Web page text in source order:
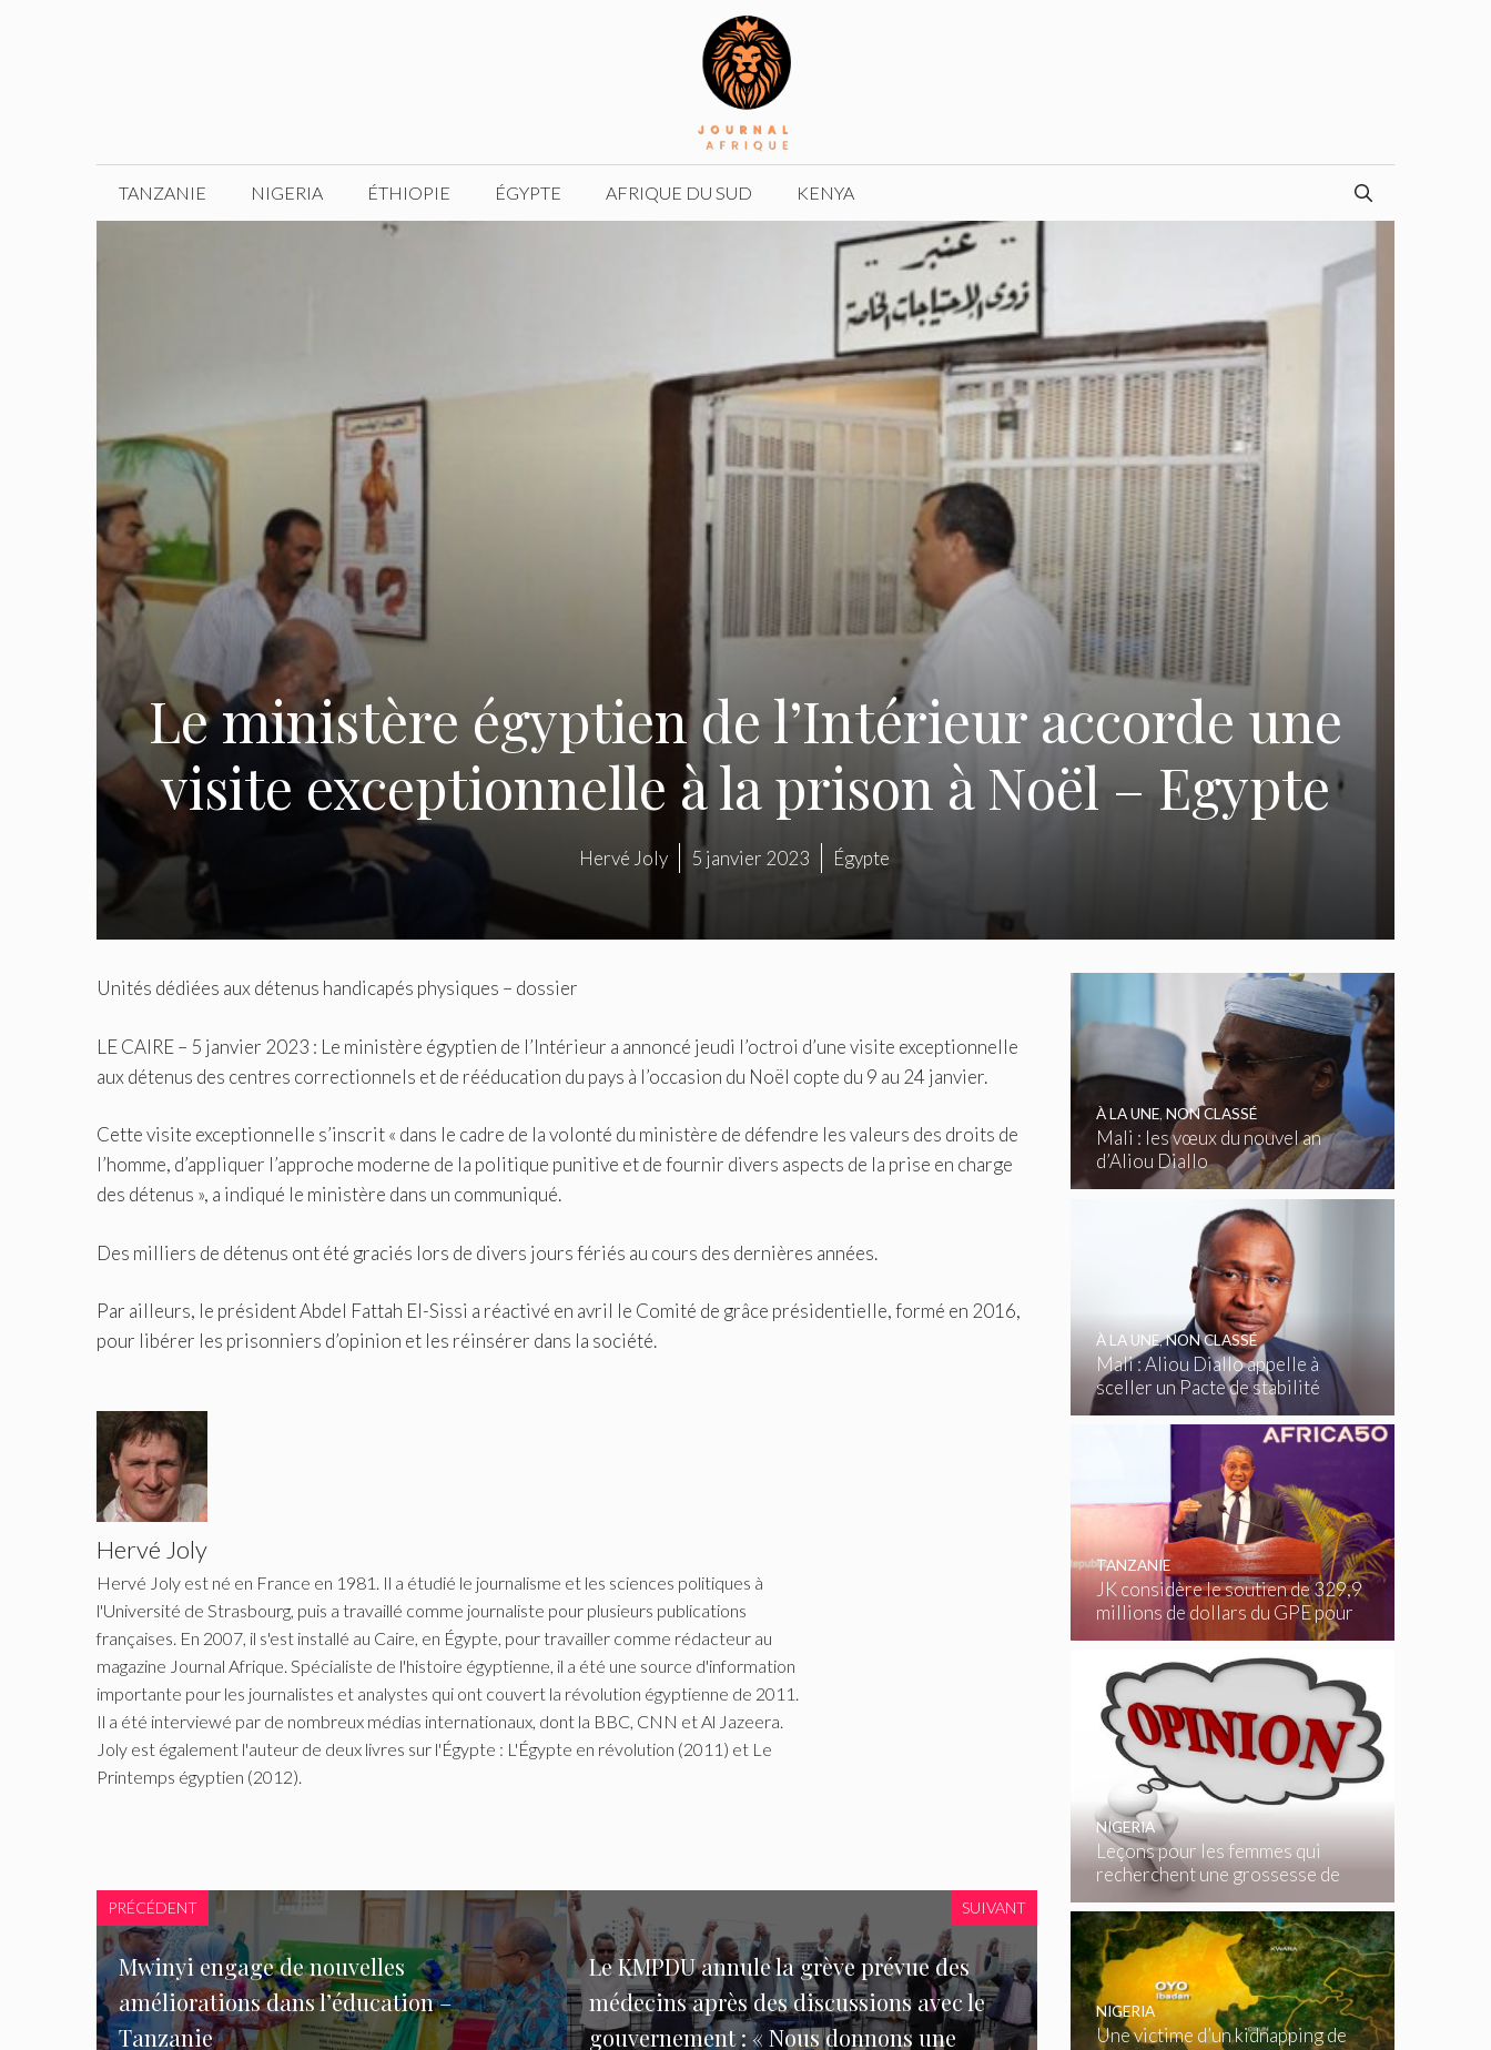
TANZANIE NIGERIA ÉTHIOPIE ÉGYPTE AFRIQUE DU SUD KENYA
Le ministère égyptien de l’Intérieur accorde une
visite exceptionnelle à la prison à Noël – Egypte
Hervé Joly 5 janvier 2023 Égypte
Unités dédiées aux détenus handicapés physiques – dossier
LE CAIRE – 5 janvier 2023 : Le ministère égyptien de l’Intérieur a annoncé jeudi l’octroi d’une visite exceptionnelle
aux détenus des centres correctionnels et de rééducation du pays à l’occasion du Noël copte du 9 au 24 janvier.
Cette visite exceptionnelle s’inscrit « dans le cadre de la volonté du ministère de défendre les valeurs des droits de
l’homme, d’appliquer l’approche moderne de la politique punitive et de fournir divers aspects de la prise en charge
des détenus », a indiqué le ministère dans un communiqué.
Des milliers de détenus ont été graciés lors de divers jours fériés au cours des dernières années.
Par ailleurs, le président Abdel Fattah El-Sissi a réactivé en avril le Comité de grâce présidentielle, formé en 2016,
pour libérer les prisonniers d’opinion et les réinsérer dans la société.
Hervé Joly
Hervé Joly est né en France en 1981. Il a étudié le journalisme et les sciences politiques à
l'Université de Strasbourg, puis a travaillé comme journaliste pour plusieurs publications
françaises. En 2007, il s'est installé au Caire, en Égypte, pour travailler comme rédacteur au
magazine Journal Afrique. Spécialiste de l'histoire égyptienne, il a été une source d'information
importante pour les journalistes et analystes qui ont couvert la révolution égyptienne de 2011.
Il a été interviewé par de nombreux médias internationaux, dont la BBC, CNN et Al Jazeera.
Joly est également l'auteur de deux livres sur l'Égypte : L'Égypte en révolution (2011) et Le
Printemps égyptien (2012).
PRÉCÉDENT
Mwinyi engage de nouvelles
améliorations dans l’éducation –
Tanzanie
SUIVANT
Le KMPDU annule la grève prévue des
médecins après des discussions avec le
gouvernement : « Nous donnons une
Mali : les vœux du nouvel an
d’Aliou Diallo
À LA UNE, NON CLASSÉ
Mali : Aliou Diallo appelle à
sceller un Pacte de stabilité
À LA UNE,NON CLASSÉ
JK considère le soutien de 329,9
millions de dollars du GPE pour
une éducation de qualité en
Tanzanie, les infrastructures
scolaires étant une priorité clé –
Tanzanie
TANZANIE
Leçons pour les femmes qui
recherchent une grossesse de
célébrité – Nigéria
NIGERIA
Une victime d’un kidnapping de
NIGERIA